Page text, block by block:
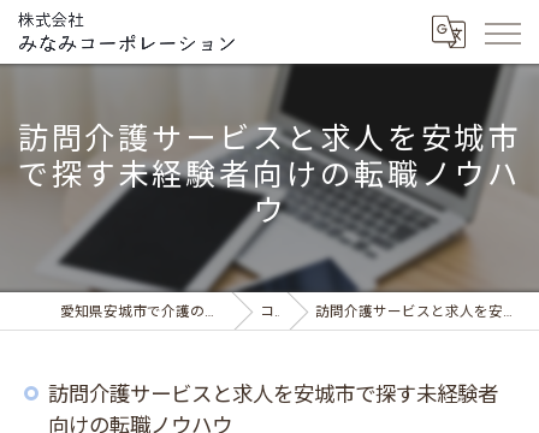
訪問介護サービスと求人を安城市
で探す未経験者向けの転職ノウハ
ウ
愛知県安城市で介護の求人ならデイサービス みなみの風 コラム 訪問介護サービスと求人を安城市で探す未経験者向けの転職ノウハウ
訪問介護サービスと求人を安城市で探す未経験者
向けの転職ノウハウ